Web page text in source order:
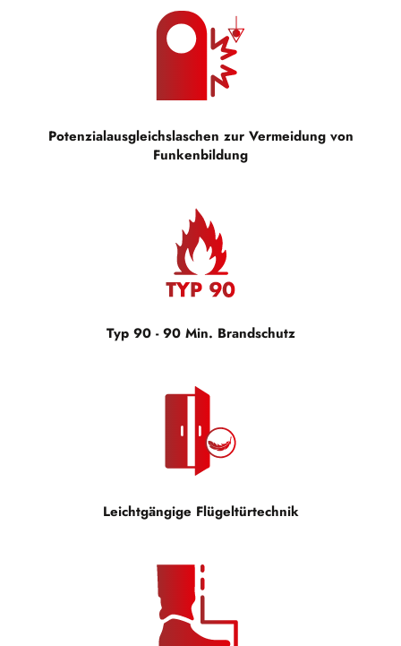
Potenzialausgleichslaschen zur Vermeidung von
Funkenbildung
Typ 90 - 90 Min. Brandschutz
Leichtgängige Flügeltürtechnik